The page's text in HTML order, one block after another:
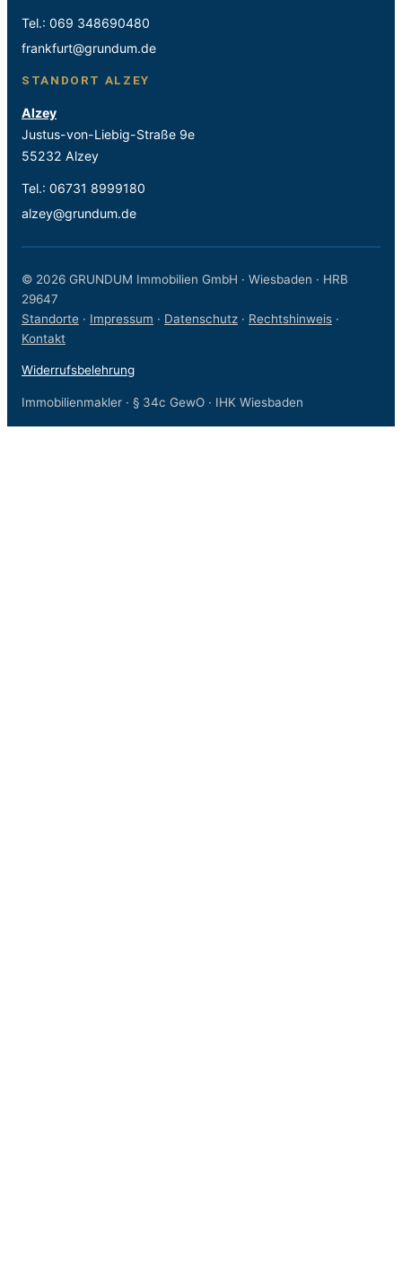
Tel.: 069 348690480
frankfurt@grundum.de
STANDORT ALZEY
Alzey
Justus-von-Liebig-Straße 9e
55232 Alzey
Tel.: 06731 8999180
alzey@grundum.de
© 2026 GRUNDUM Immobilien GmbH · Wiesbaden · HRB
29647
Standorte · Impressum · Datenschutz · Rechtshinweis ·
Kontakt
Widerrufsbelehrung
Immobilienmakler · § 34c GewO · IHK Wiesbaden